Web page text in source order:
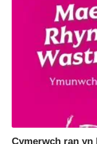
Cymerwch ran yn